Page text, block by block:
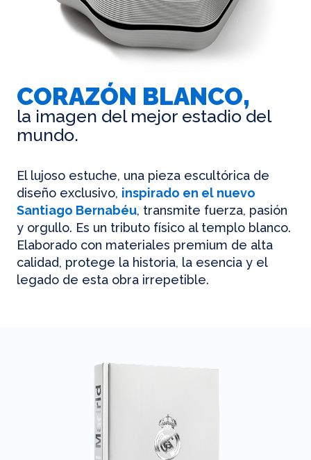
CORAZÓN BLANCO,
la imagen del mejor estadio del
mundo.
El lujoso estuche, una pieza escultórica de
diseño exclusivo, inspirado en el nuevo
Santiago Bernabéu, transmite fuerza, pasión
y orgullo. Es un tributo físico al templo blanco.
Elaborado con materiales premium de alta
calidad, protege la historia, la esencia y el
legado de esta obra irrepetible.